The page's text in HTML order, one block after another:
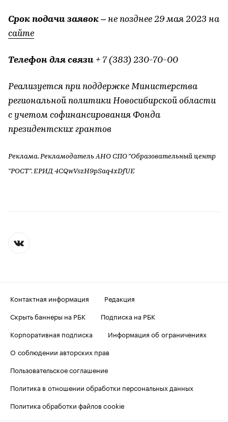
Срок подачи заявок – не позднее 29 мая 2023 на
сайте
Телефон для связи + 7 (383) 230-70-00
Реализуется при поддержке Министерства
региональной политики Новосибирской области
с учетом софинансирования Фонда
президентских грантов
Реклама. Рекламодатель АНО СПО "Образовательный центр
"РОСТ". ЕРИД 4CQwVszH9pSaq4xDfUE
Контактная информация
Редакция
Скрыть баннеры на РБК
Подписка на РБК
Корпоративная подписка
Информация об ограничениях
О соблюдении авторских прав
Пользовательское соглашение
Политика в отношении обработки персональных данных
Политика обработки файлов cookie